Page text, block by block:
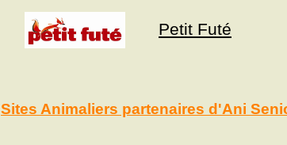
Petit Futé
Sites Animaliers partenaires d'Ani